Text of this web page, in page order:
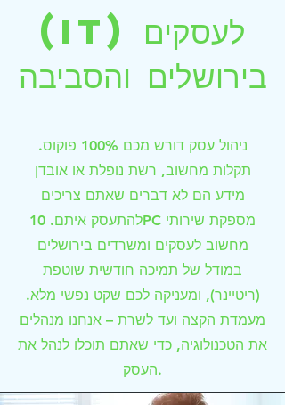
(IT) לעסקים
בירושלים והסביבה
ניהול עסק דורש מכם 100% פוקוס.
תקלות מחשוב, רשת נופלת או אובדן
מידע הם לא דברים שאתם צריכים
להתעסק איתם. 10PC מספקת שירותי
מחשוב לעסקים ומשרדים בירושלים
במודל של תמיכה חודשית שוטפת
(ריטיינר), ומעניקה לכם שקט נפשי מלא.
מעמדת הקצה ועד לשרת – אנחנו מנהלים
את הטכנולוגיה, כדי שאתם תוכלו לנהל את
העסק.